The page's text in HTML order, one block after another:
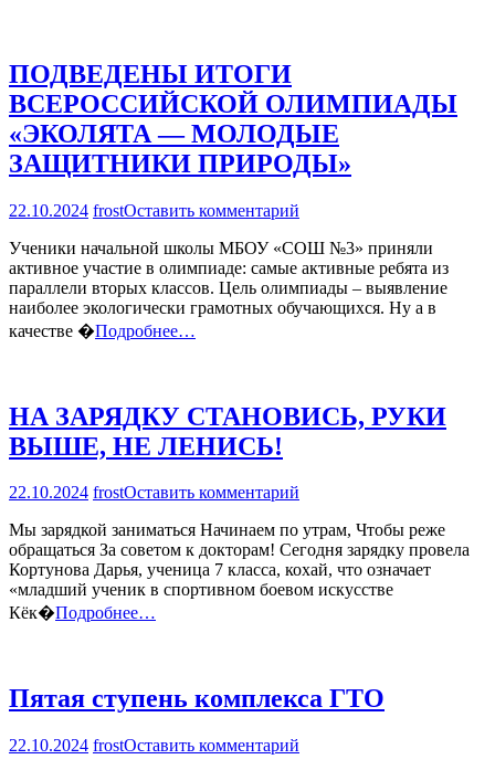
ПОДВЕДЕНЫ ИТОГИ
ВСЕРОССИЙСКОЙ ОЛИМПИАДЫ
«ЭКОЛЯТА — МОЛОДЫЕ
ЗАЩИТНИКИ ПРИРОДЫ»
22.10.2024 frostОставить комментарий
ИТОГИ
ВСЕРОССИЙСКОЙ
ОЛИМПИАДЫ
«ЭКОЛЯТА
Ученики начальной школы МБОУ «СОШ №3» приняли
активное участие в олимпиаде: самые активные ребята из
параллели вторых классов. Цель олимпиады – выявление
наиболее экологически грамотных обучающихся. Ну а в
качестве �Подробнее…
НА ЗАРЯДКУ СТАНОВИСЬ, РУКИ
ВЫШЕ, НЕ ЛЕНИСЬ!
22.10.2024 frostОставить комментарий
ЗАРЯДКУ
СТАНОВИСЬ,
РУКИ
ВЫШЕ,
Мы зарядкой заниматься Начинаем по утрам, Чтобы реже
обращаться За советом к докторам! Сегодня зарядку провела
Кортунова Дарья, ученица 7 класса, кохай, что означает
«младший ученик в спортивном боевом искусстве
Кёк�Подробнее…
Пятая ступень комплекса ГТО
22.10.2024 frostОставить комментарий